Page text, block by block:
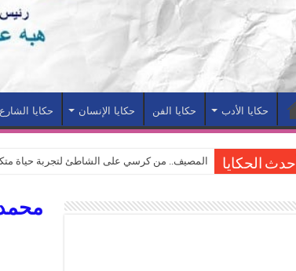
حكايا الأدب حكايا الفن حكايا الإنسان حكايا الشارع
أحدث الحكايا المصيف.. من كرسي على الشاطئ لتجربة حياة
القاهرة «ألف ليلة وليلة».. كيف يتحول المكان